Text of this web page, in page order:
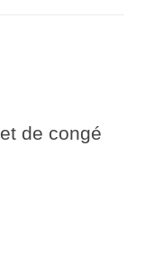
de congé